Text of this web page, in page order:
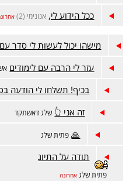
ככל הידוע לי, אנונימי (2)
מישהו יכול לעשות לי סדר
עזר לי הרבה עם לימודים
בכיף! תשלחו לי הודעה
זה אני 👆 שלג דאשתקד
🙏 פתית שלג
תודה על התיוג
פתית שלג אחרונה